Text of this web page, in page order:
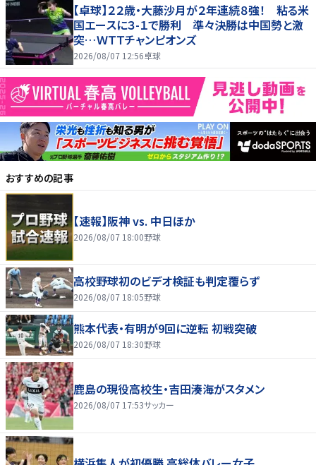
【卓球】２２歳・大藤沙月が２年連続８強！ 粘る米
国エースに３-１で勝利 準々決勝は中国勢と激
突…ＷＴＴチャンピオンズ
2026/08/07 12:56卓球
おすすめの記事
【速報】阪神 vs. 中日ほか
2026/08/07 18:00野球
高校野球初のビデオ検証も判定覆らず
2026/08/07 18:05野球
熊本代表・有明が9回に逆転 初戦突破
2026/08/07 18:30野球
鹿島の現役高校生・吉田湊海がスタメン
2026/08/07 17:53サッカー